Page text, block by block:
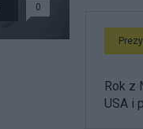
0
Rok z
USA i